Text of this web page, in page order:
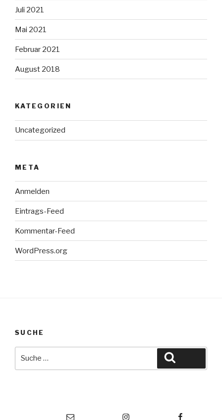
Juli 2021
Mai 2021
Februar 2021
August 2018
KATEGORIEN
Uncategorized
META
Anmelden
Eintrags-Feed
Kommentar-Feed
WordPress.org
SUCHE
Vorstand TKO